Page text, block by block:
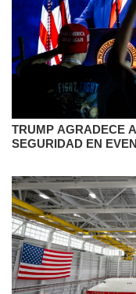
TRUMP AGRADECE
SEGURIDAD EN